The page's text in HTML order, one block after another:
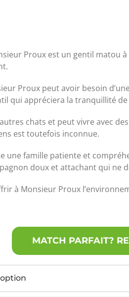
Proux est un gentil matou
Proux peut avoir besoin
qui appréciera la tranquillité
chats et peut vivre avec
est toutefois inconnue.
une famille patiente et
doux et attachant qui ne
à Monsieur Proux
MATCH PARFAIT?